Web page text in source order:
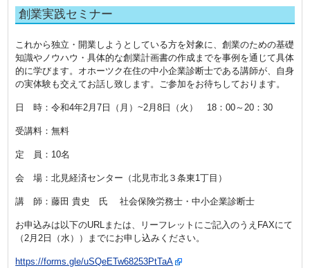
創業実践セミナー
これから独立・開業しようとしている方を対象に、創業のための基礎
知識やノウハウ・具体的な創業計画書の作成までを事例を通じて具体
的に学びます。オホーツク在住の中小企業診断士である講師が、自身
の実体験も交えてお話し致します。ご参加をお待ちしております。
日 時：令和4年2月7日（月）~2月8日（火） 18：00～20：30
受講料：無料
定 員：10名
会 場：北見経済センター（北見市北３条東1丁目 ）
講 師：藤田 貴史 氏 社会保険労務士・中小企業診断士
お申込みは以下のURLまたは、リーフレットにご記入のうえFAXにて
（2月2日（水））までにお申し込みください。
https://forms.gle/uSQeETw68253PtTaA